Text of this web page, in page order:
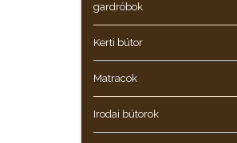
gardróbok
Kerti bútor
Matracok
Irodai bútorok